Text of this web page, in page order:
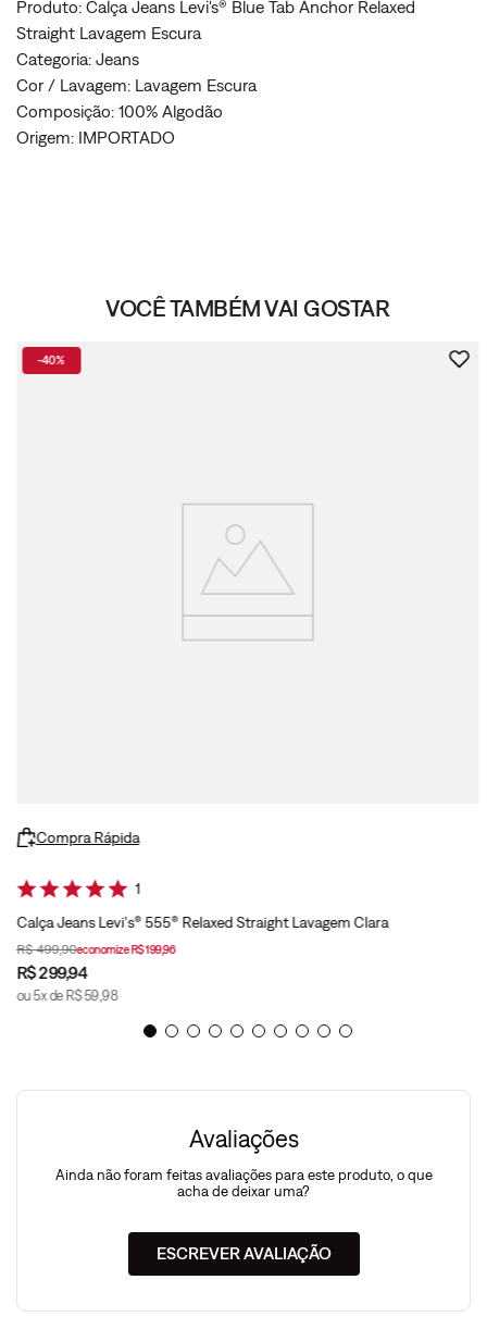
Produto: Calça Jeans Levi's® Blue Tab Anchor Relaxed
Straight Lavagem Escura
Categoria: Jeans
Cor / Lavagem: Lavagem Escura
Composição: 100% Algodão
Origem: IMPORTADO
VOCÊ TAMBÉM VAI GOSTAR
-40%
Compra Rápida
1
Calça Jeans Levi's® 555® Relaxed Straight Lavagem Clara
R$ 499,90economizeR$199,96
R$299,94
ou5x de R$ 59,98
Avaliações
Ainda não foram feitas avaliações para este produto, o que
acha de deixar uma?
ESCREVER AVALIAÇÃO